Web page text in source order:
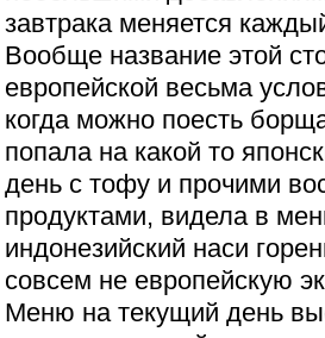
завтрака меняется
Вообще название этой
европейской весьма
когда можно поесть
попала на какой то
день с тофу и прочими
продуктами, видела в
индонезийский наси
совсем не европейскую
Меню на текущий день